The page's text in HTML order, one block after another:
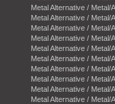
Metal Alternative / Metal/
Metal Alternative / Metal/
Metal Alternative / Metal/
Metal Alternative / Metal/
Metal Alternative / Metal/
Metal Alternative / Metal/
Metal Alternative / Metal/
Metal Alternative / Metal/
Metal Alternative / Metal/
Metal Alternative / Metal/